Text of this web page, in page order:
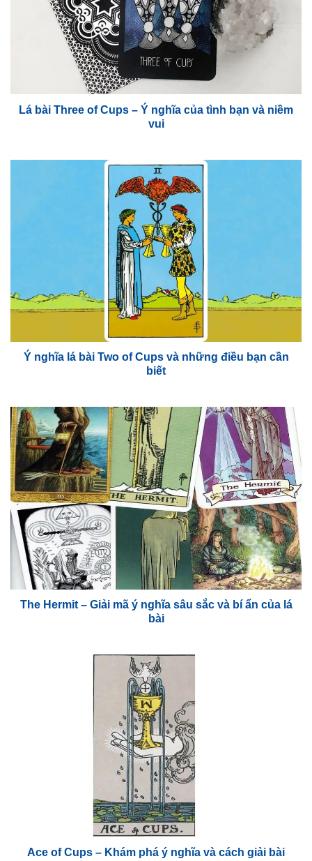
Lá bài Three of Cups – Ý nghĩa của tình bạn và niềm
vui
Ý nghĩa lá bài Two of Cups và những điều bạn cần
biết
The Hermit – Giải mã ý nghĩa sâu sắc và bí ẩn của lá
bài
Ace of Cups – Khám phá ý nghĩa và cách giải bài